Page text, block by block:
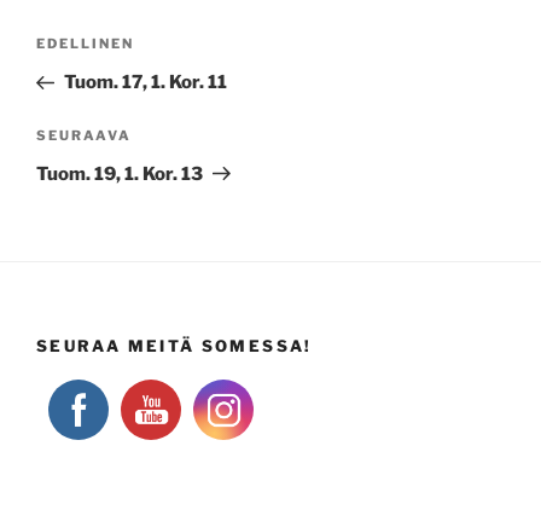
Edellinen
artikkeli
EDELLINEN
Tuom. 17, 1. Kor. 11
Seuraava
artikkeli
SEURAAVA
Tuom. 19, 1. Kor. 13
SEURAA MEITÄ SOMESSA!